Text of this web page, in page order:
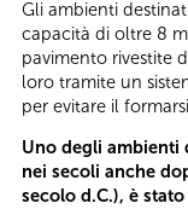
Gli ambienti
capacità di oltre 8
pavimento rivestite
loro tramite un
per evitare il
Uno degli ambienti
nei secoli anche
secolo d.C.), è